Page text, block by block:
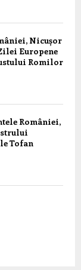
Nicușor
Europene
Romilor
României,
Tofan